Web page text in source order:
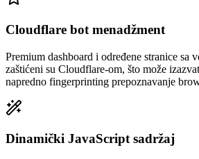
Cloudflare bot menadžment
Premium dashboard i određene stranice sa
zaštićeni su Cloudflare-om, što može
napredno fingerprinting prepoznavanje
Dinamički JavaScript sadržaj